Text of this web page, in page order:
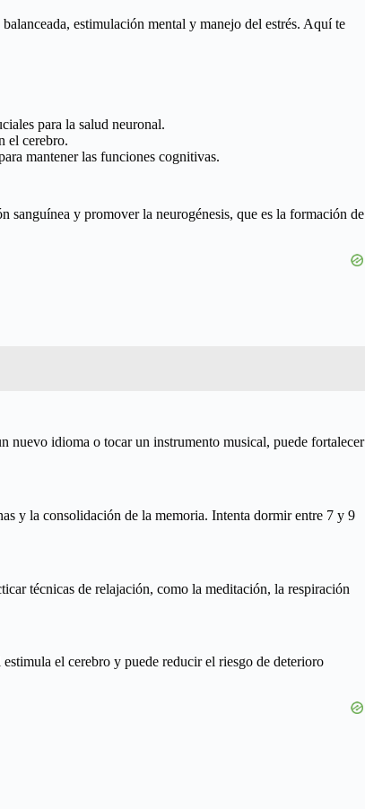
estimulación mental y manejo del estrés. Aquí te
para la salud neuronal.
el cerebro.
mantener las funciones cognitivas.
y promover la neurogénesis, que es la formación de
nuevo idioma o tocar un instrumento musical, puede fortalecer
y la consolidación de la memoria. Intenta dormir entre 7 y 9
técnicas de relajación, como la meditación, la respiración
el cerebro y puede reducir el riesgo de deterioro